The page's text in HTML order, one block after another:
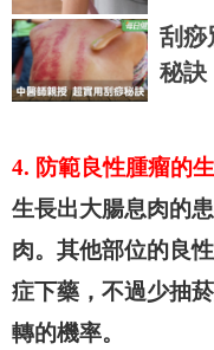
炎更
刮痧
秘訣
4. 防範良性腫瘤的
生長出大腸息肉的
肉。其他部位的良
症下藥，不過少抽
轉的機率。